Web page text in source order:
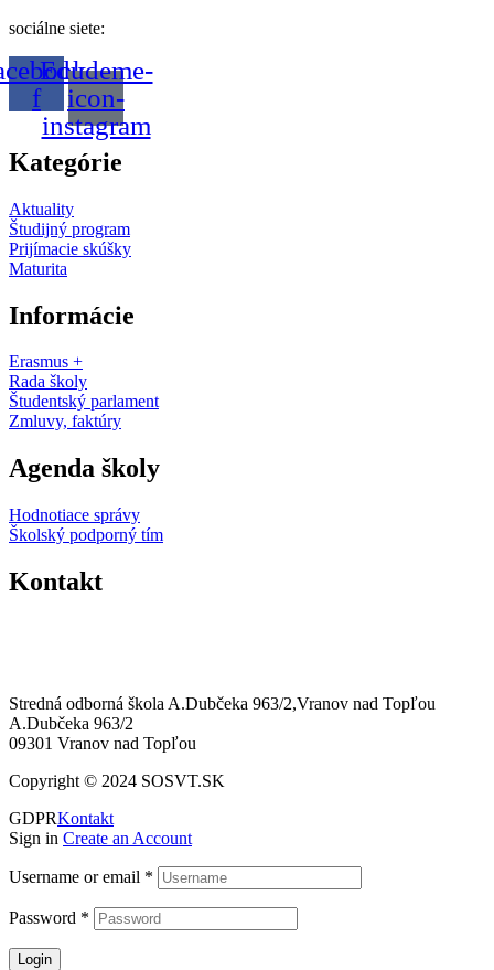
sociálne siete:
f
Edudeme-
icon-
instagram
Kategórie
Aktuality
Študijný program
Prijímacie skúšky
Maturita
Informácie
Erasmus +
Rada školy
Študentský parlament
Zmluvy, faktúry
Agenda školy
Hodnotiace správy
Školský podporný tím
Kontakt
Stredná odborná škola A.Dubčeka 963/2,Vranov nad Topľou
A.Dubčeka 963/2
09301 Vranov nad Topľou
Copyright © 2024 SOSVT.SK
GDPRKontakt
Sign in Create an Account
Username or email *
Password *
Login